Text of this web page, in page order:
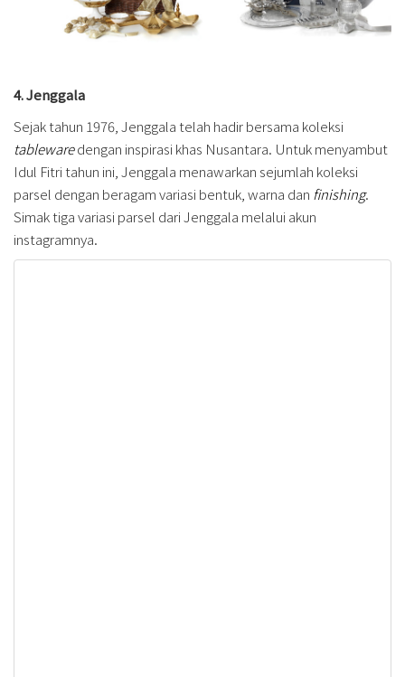
4. Jenggala
Sejak tahun 1976, Jenggala telah hadir bersama koleksi
tablewaredengan inspirasi khas Nusantara. Untuk menyambut
Idul Fitri tahun ini, Jenggala menawarkan sejumlah koleksi
parsel dengan beragam variasi bentuk, warna dan finishing.
Simak tiga variasi parsel dari Jenggala melalui akun
instagramnya.